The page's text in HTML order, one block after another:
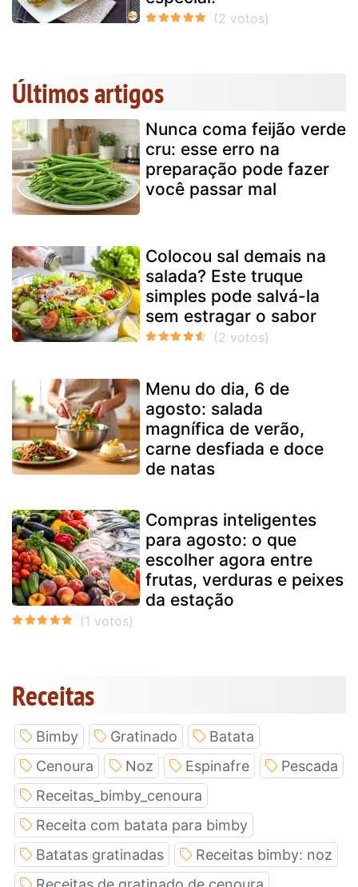
Últimos artigos
Nunca coma feijão verde
cru: esse erro na
preparação pode fazer
você passar mal
Colocou sal demais na
salada? Este truque
simples pode salvá-la
sem estragar o sabor
Menu do dia, 6 de
agosto: salada
magnífica de verão,
carne desfiada e doce
de natas
Compras inteligentes
para agosto: o que
escolher agora entre
frutas, verduras e peixes
da estação
Receitas
Bimby Gratinado
Batata
Cenoura
Noz Espinafre
Pescada
Receitas_bimby_cenoura
Receita com batata para bimby
Batatas gratinadas
Receitas bimby: noz